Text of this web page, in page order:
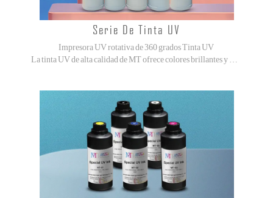
Serie De Tinta UV
Impresora UV rotativa de 360 grados Tinta UV